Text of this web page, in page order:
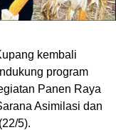
kembali
program
Panen Raya
Asimilasi dan
5).